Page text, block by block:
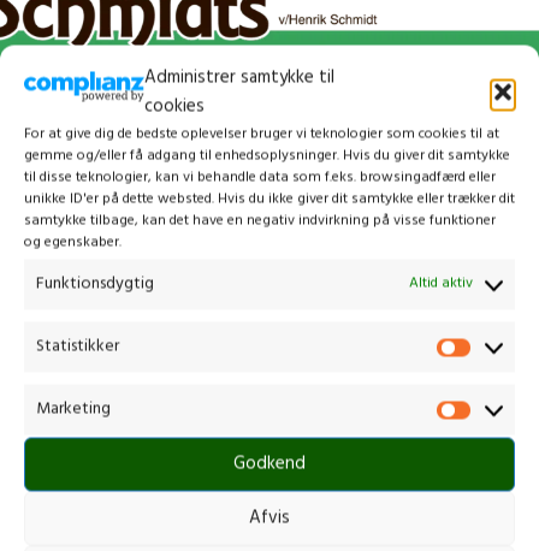
Administrer samtykke til
cookies
For at give dig de bedste oplevelser bruger vi teknologier som cookies til at
gemme og/eller få adgang til enhedsoplysninger. Hvis du giver dit samtykke
til disse teknologier, kan vi behandle data som f.eks. browsingadfærd eller
unikke ID'er på dette websted. Hvis du ikke giver dit samtykke eller trækker dit
samtykke tilbage, kan det have en negativ indvirkning på visse funktioner
og egenskaber.
Funktionsdygtig Altid aktiv
Statistikker
Marketing
Godkend
Afvis
Kontakt os
Gammelmark 1, 6630 Rødding
+45 7484 5090
CVR.: 17679082